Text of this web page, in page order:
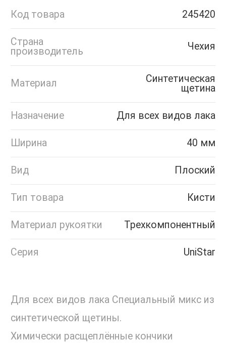
Код товара 245420
Страна
производитель
Чехия
Материал
Синтетическая
щетина
Назначение Для всех видов лака
Ширина 40 мм
Вид Плоский
Тип товара Кисти
Материал рукоятки Трехкомпонентный
Серия UniStar
Для всех видов лака Специальный микс из
синтетической щетины.
Химически расщеплённые кончики